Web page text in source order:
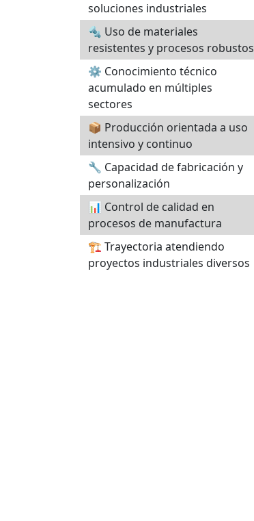
soluciones industriales
🔩 Uso de materiales
resistentes y procesos robustos
⚙️ Conocimiento técnico
acumulado en múltiples
sectores
📦 Producción orientada a uso
intensivo y continuo
🔧 Capacidad de fabricación y
personalización
📊 Control de calidad en
procesos de manufactura
🏗️ Trayectoria atendiendo
proyectos industriales diversos